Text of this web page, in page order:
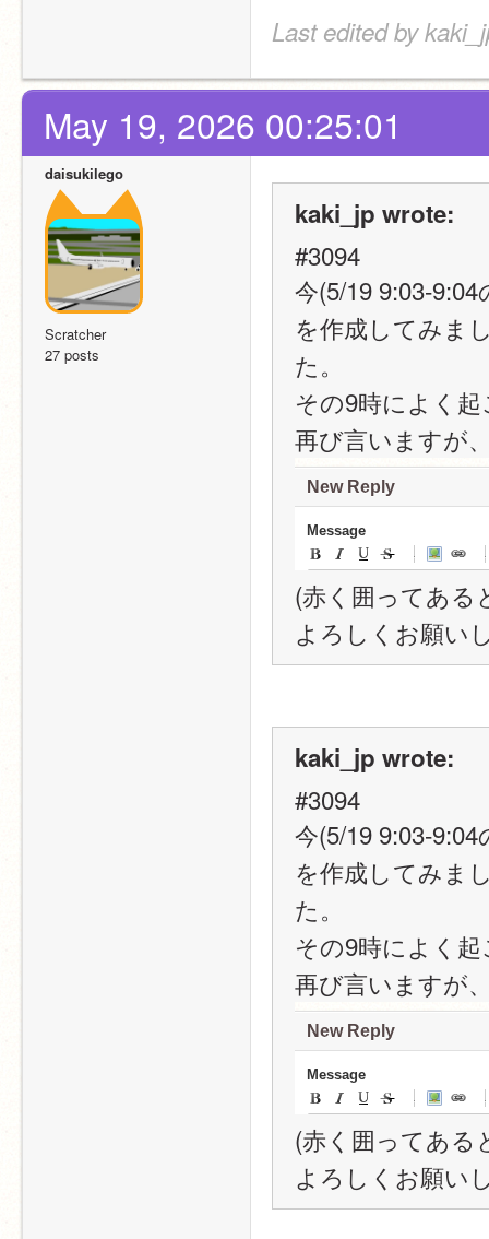
Last edited by
May 19, 2026 00:25:01
daisukilego
Scratcher
27 posts
kaki_jp wrote:
#3094
今(5/19 9:03-
を作成してみま
た。
その9時によく
再び言いますが
(赤く囲ってある
よろしくお願い
kaki_jp wrote:
#3094
今(5/19 9:03-
を作成してみま
た。
その9時によく
再び言いますが
(赤く囲ってある
よろしくお願い